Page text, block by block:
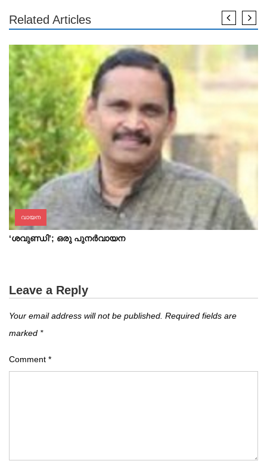
Related Articles
വായന
‘ശവുണ്ഡി’; ഒരു പുനർവായന
Leave a Reply
Your email address will not be published. Required fields are
marked *
Comment *